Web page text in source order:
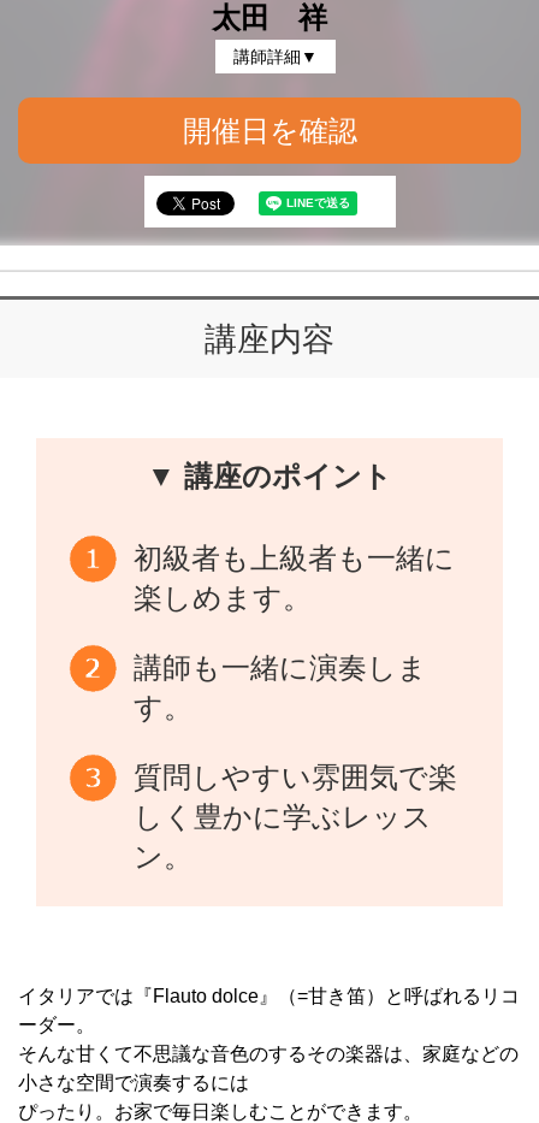
太田 祥
講師詳細▼
開催日を確認
講座内容
▼ 講座のポイント
初級者も上級者も一緒に
楽しめます。
講師も一緒に演奏しま
す。
質問しやすい雰囲気で楽
しく豊かに学ぶレッス
ン。
イタリアでは『Flauto dolce』（=甘き笛）と呼ばれるリコ
ーダー。
そんな甘くて不思議な音色のするその楽器は、家庭などの
小さな空間で演奏するには
ぴったり。お家で毎日楽しむことができます。